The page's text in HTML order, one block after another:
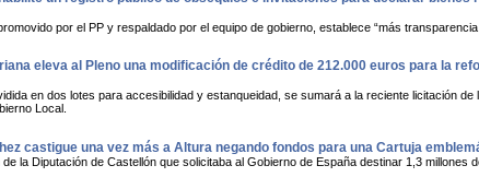
por el PP y respaldado por el equipo de gobierno, establece “más
eleva al Pleno una modificación de crédito de 212.000 euros para la
en dos lotes para accesibilidad y estanqueidad, se sumará a la reciente licitación
Local.
castigue una vez más a Altura negando fondos para una Cartuja
la Diputación de Castellón que solicitaba al Gobierno de España destinar 1,3 millones